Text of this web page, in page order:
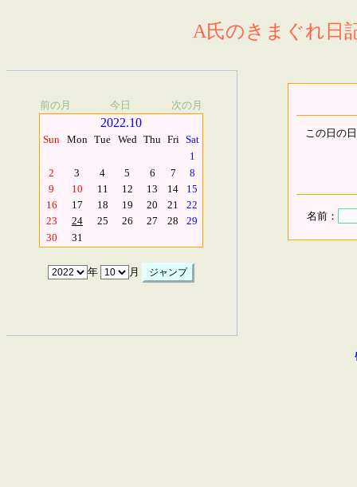
A氏のきまぐれ日
前の月 今日 次の月
2022.10
Sun Mon Tue Wed Thu Fri Sat
1
2
3 4 5 6 7
8
9
10 11 12 13 14
15
16
17 18 19 20 21
22
23
24 25 26 27 28
29
30
31
年 月
この日の
名前：